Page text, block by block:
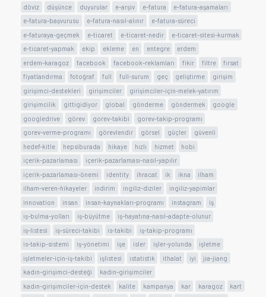
döviz
düşünce duyurular e-arşiv e-fatura
e-fatura-aşamaları
e-fatura-başvurusu
e-fatura-nasıl-alınır
e-fatura-süreci
e-faturaya-geçmek
e-ticaret e-ticaret-nedir
e-ticaret-sitesi-kurmak
e-ticaret-yapmak
ekip ekleme en entegre
erdem
erdem-karagoz
facebook facebook-reklamları fikir filtre
fırsat
fiyatlandırma
fotoğraf full full-surum geç geliştirme
girişim
girişimci-destekleri
girişimciler
girişimciler-için-melek-yatırım
girişimcilik
gittigidiyor global gönderme göndermek
google
googledrive
görev gorev-takibi
gorev-takip-programı
gorev-verme-programı
görevlendir görsel güçler
güvenli
hedef-kitle
hepsiburada hikaye hızlı hizmet
hobi
içerik-pazarlaması
içerik-pazarlaması-nasıl-yapılır
içerik-pazarlaması-önemi
identity ihracat ik ikna
ilham
ilham-veren-hikayeler
indirim ingiliz-diziler
ingiliz-yapimlar
innovation
insan insan-kaynakları-programı instagram
iş
iş-bulma-yolları
iş-büyütme
iş-hayatına-nasıl-adapte-olunur
iş-listesi
iş-süreci-takibi is-takibi
iş-takip-programı
is-takip-sistemi
iş-yönetimi işe isler işler-yolunda
işletme
işletmeler-için-iş-takibi
işlistesi istatistik ithalat iyi
jia-jiang
kadın-girişimci-desteği
kadın-girişimciler
kadın-girişimciler-için-destek
kalite kampanya kar karagoz
kart